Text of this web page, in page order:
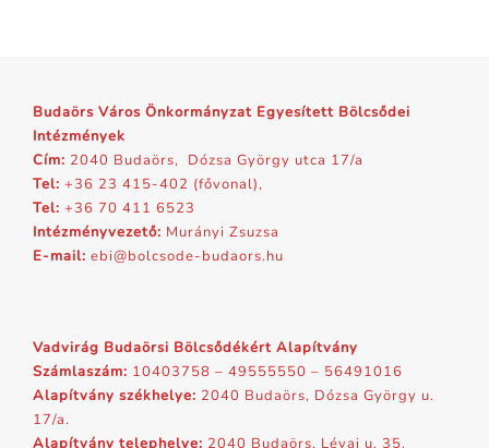
Budaörs Város Önkormányzat Egyesített Bölcsődei
Intézmények
Cím: 2040 Budaörs, Dózsa György utca 17/a
Tel: +36 23 415-402 (fővonal),
Tel: +36 70 411 6523
Intézményvezető: Murányi Zsuzsa
E-mail: ebi@bolcsode-budaors.hu
Vadvirág Budaörsi Bölcsődékért Alapítvány
Számlaszám: 10403758 – 49555550 – 56491016
Alapítvány székhelye: 2040 Budaörs, Dózsa György u.
17/a.
Alapítvány telephelye: 2040 Budaörs, Lévai u. 35.